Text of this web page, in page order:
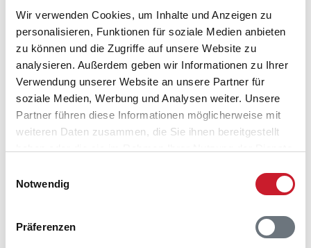
Wir verwenden Cookies, um Inhalte und Anzeigen zu
personalisieren, Funktionen für soziale Medien anbieten
zu können und die Zugriffe auf unsere Website zu
analysieren. Außerdem geben wir Informationen zu Ihrer
Verwendung unserer Website an unsere Partner für
soziale Medien, Werbung und Analysen weiter. Unsere
Partner führen diese Informationen möglicherweise mit
weiteren Daten zusammen, die Sie ihnen bereitgestellt
Notwendig
Präferenzen